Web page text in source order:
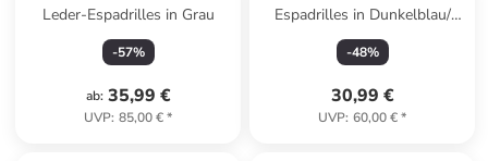
Leder-Espadrilles in Grau
-57%
ab: 35,99 €
UVP: 85,00 €*
Espadrilles in Dunkelblau/
Creme
-48%
30,99 €
UVP: 60,00 €*